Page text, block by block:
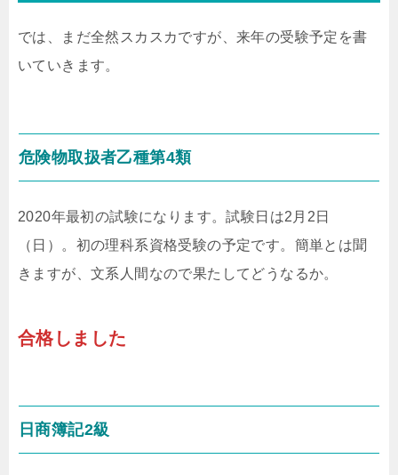
では、まだ全然スカスカですが、来年の受験予定を書
いていきます。
危険物取扱者乙種第4類
2020年最初の試験になります。試験日は2月2日
（日）。初の理科系資格受験の予定です。簡単とは聞
きますが、文系人間なので果たしてどうなるか。
合格しました
日商簿記2級